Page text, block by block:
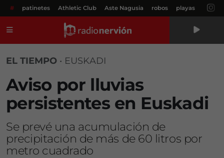
# patinetes Athletic Club Aste Nagusia robos playas
EL TIEMPO • EUSKADI
Aviso por lluvias
persistentes en Euskadi
Se prevé una acumulación de
precipitación de más de 60 litros por
metro cuadrado